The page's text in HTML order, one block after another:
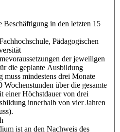
Beschäftigung in den letzten 15
Pädagogischen
der jeweiligen
die geplante Ausbildung
muss mindestens drei Monate
Wochenstunden über die gesamte
einer Höchstdauer von drei
innerhalb von vier Jahren
ist an den Nachweis des